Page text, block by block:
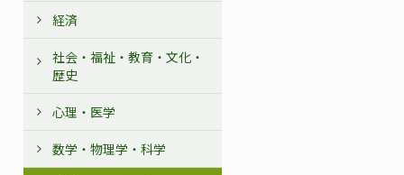
経済
社会・福祉・教育・文化・
歴史
心理・医学
数学・物理学・科学